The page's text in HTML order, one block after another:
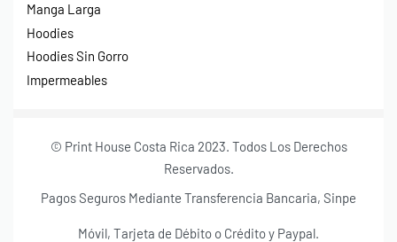
Manga Larga
Hoodies
Hoodies Sin Gorro
Impermeables
© Print House Costa Rica 2023. Todos Los Derechos
Reservados.
Pagos Seguros Mediante Transferencia Bancaria, Sinpe
Móvil, Tarjeta de Débito o Crédito y Paypal.